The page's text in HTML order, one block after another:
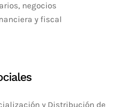
negocios
y fiscal
y Distribución de